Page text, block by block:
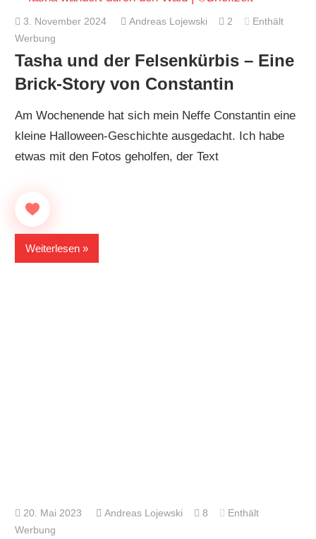
3. November 2024 Andreas Lojewski 2
Enthält
Werbung
Tasha und der Felsenkürbis – Eine
Brick-Story von Constantin
Am Wochenende hat sich mein Neffe Constantin eine
kleine Halloween-Geschichte ausgedacht. Ich habe
etwas mit den Fotos geholfen, der Text
Weiterlesen
20. Mai 2023 Andreas Lojewski 8
Enthält
Werbung